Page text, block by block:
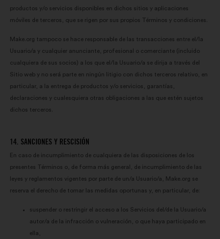
productos y/o servicios disponibles en dichos sitios y aplicaciones
móviles de terceros, que se rigen por sus propios Términos y condiciones.
Make.org tampoco se hace responsable de las transacciones entre el/la
Usuario/a y cualquier anunciante, profesional o comerciante (incluido
cualquiera de sus socios) a los que el/la Usuario/a se dirija a través del
Sitio web y no será parte en ningún litigio con dichos terceros relativo, en
particular, a la entrega de productos y/o servicios, garantías,
declaraciones y cualesquiera otras obligaciones a las que estén sujetos
dichos terceros.
14. SANCIONES Y RESCISIÓN
En caso de incumplimiento de cualquiera de las disposiciones de los
presentes Términos o, de forma más general, de incumplimiento de las
leyes y reglamentos vigentes por parte de un/a Usuario/a, Make.org se
reserva el derecho de tomar las medidas oportunas y, en particular, de:
suspender o restringir el acceso a los Servicios del/de la Usuario/a
autor/a de la infracción o vulneración, o que haya participado en
ella,